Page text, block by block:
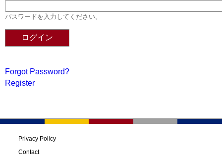
パスワードを入力してください。
Forgot Password?
Register
Privacy Policy
Contact